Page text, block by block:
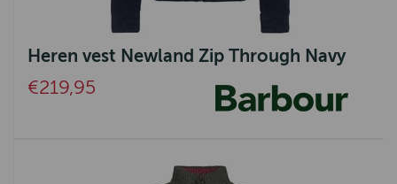
Heren vest Newland Zip Through Navy
€219,95